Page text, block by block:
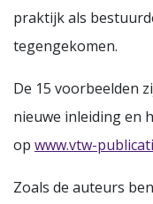
praktijk als
tegengekomen.
De 15 voorbeelden
nieuwe inleiding en
op www.vtw-
Zoals de auteurs